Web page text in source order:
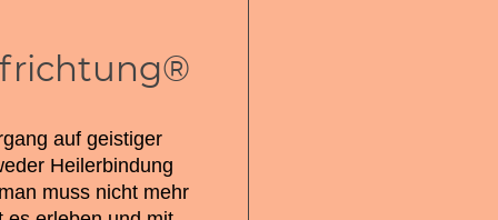
auf geistiger
Heilerbindung
muss nicht mehr